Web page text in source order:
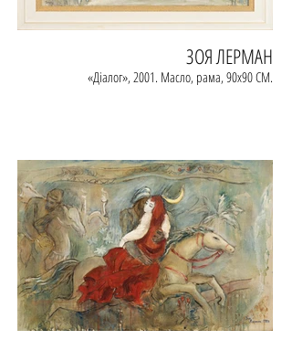
ЗОЯ ЛЕРМАН
«Дiалог», ‎‎2001. Масло, рама, 90х90 СМ.